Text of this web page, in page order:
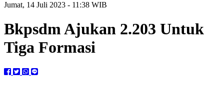
Jumat, 14 Juli 2023 - 11:38 WIB
Bkpsdm Ajukan 2.203 Untuk
Tiga Formasi